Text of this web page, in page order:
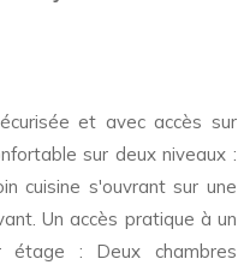
et avec accès sur
sur deux niveaux :
cuisine s'ouvrant sur une
Un accès pratique à un
étage : Deux chambres